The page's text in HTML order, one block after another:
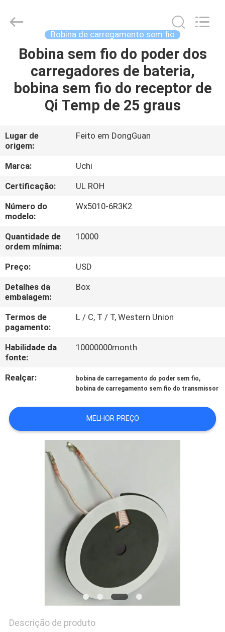
CASA
PRODUTOS
MOSTRA
DE
VR
SOBRE
NÓS
EXCURSÃO
DA
FÁBRICA
CONTROLE
DA
QUALIDADE
NOS
NOTÍCIA
PEÇA
UMAS
CITAÇÕES
PRIVACY
Electronics
Co.,Ltd.
Reserved.
Bobina de carregamento sem fio
Bobina sem fio do poder dos
carregadores de bateria,
bobina sem fio do receptor de
Qi Temp de 25 graus
Lugar de
origem:
Feito em DongGuan
Marca:
Uchi
Certificação:
UL ROH
Número do
modelo:
Wx5010-6R3K2
Quantidade de
ordem mínima:
10000
Preço:
USD
Detalhes da
embalagem:
Box
Termos de
pagamento:
L / C, T / T, Western Union
Habilidade da
fonte:
10000000month
Realçar: bobina de carregamento do poder sem fio,
bobina de carregamento sem fio do transmissor
MELHOR PREÇO
Descrição de produto